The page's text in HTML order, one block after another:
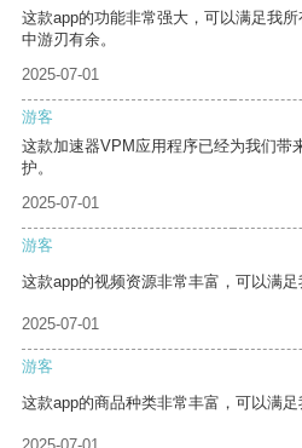
这款app的功能非常强大，可以满足我
中游刃有余。
2025-07-01
游客
这款加速器VPM应用程序已经为我们带
护。
2025-07-01
游客
这款app的视频资源非常丰富，可以满足
2025-07-01
游客
这款app的商品种类非常丰富，可以满足